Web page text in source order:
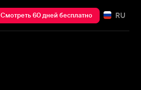
Смотреть 60 дней бесплатно RU